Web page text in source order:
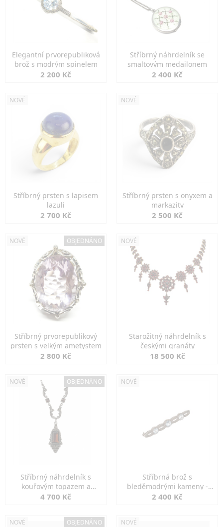
Elegantní prvorepubliková
brož s modrým spinelem
2 200 Kč
Stříbrný náhrdelník se
smaltovým medailonem
2 400 Kč
NOVÉ
Stříbrný prsten s lapisem
lazuli
2 700 Kč
NOVÉ
Stříbrný prsten s onyxem a
markazity
2 500 Kč
NOVÉ OBJEDNÁNO
Stříbrný prvorepublikový
prsten s velkým ametystem
2 800 Kč
NOVÉ
Starožitný náhrdelník s
českými granáty
18 500 Kč
NOVÉ OBJEDNÁNO
Stříbrný náhrdelník s
kouřovým topazem a
markazity
4 700 Kč
NOVÉ
Stříbrná brož s
bleděmodrými kameny -
jemná elegance
2 400 Kč
NOVÉ OBJEDNÁNO NOVÉ